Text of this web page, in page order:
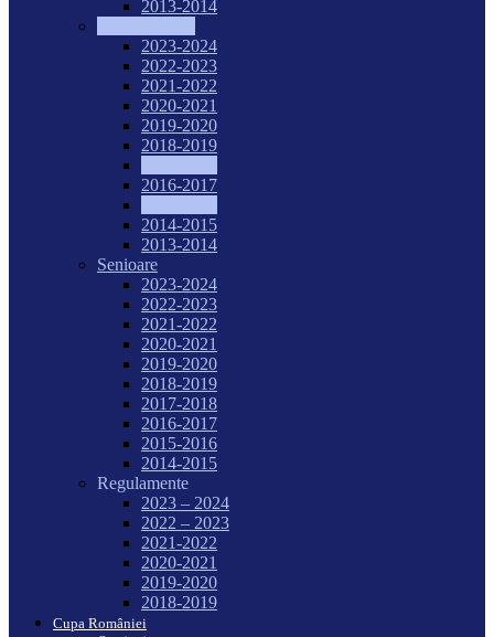
2013-2014
2023-2024
2022-2023
2021-2022
2020-2021
2019-2020
2018-2019
2016-2017
2014-2015
2013-2014
Senioare
2023-2024
2022-2023
2021-2022
2020-2021
2019-2020
2018-2019
2017-2018
2016-2017
2015-2016
2014-2015
Regulamente
2023 – 2024
2022 – 2023
2021-2022
2020-2021
2019-2020
2018-2019
Cupa României